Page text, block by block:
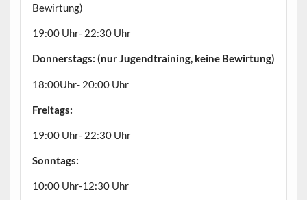
Bewirtung)
19:00 Uhr- 22:30 Uhr
Donnerstags: (nur Jugendtraining, keine Bewirtung)
18:00Uhr- 20:00 Uhr
Freitags:
19:00 Uhr- 22:30 Uhr
Sonntags:
10:00 Uhr-12:30 Uhr